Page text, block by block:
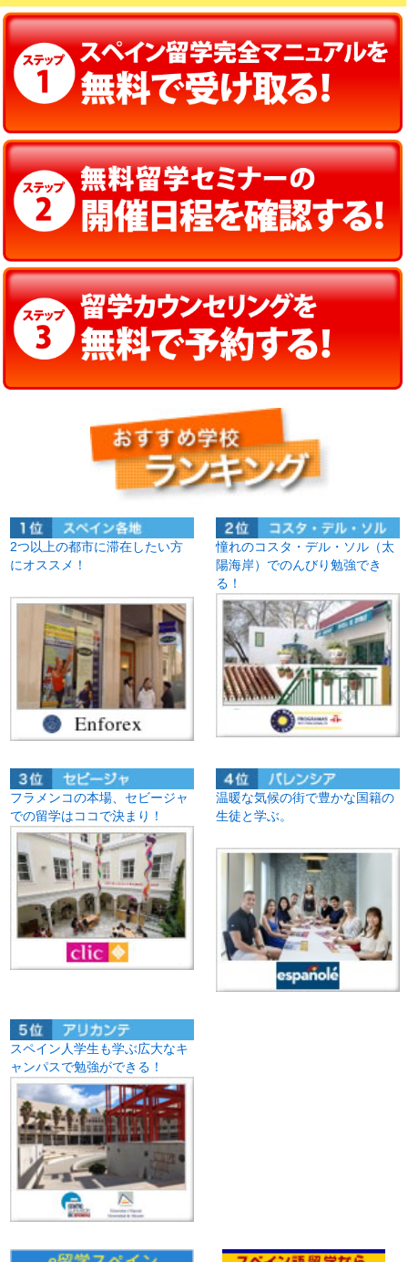
2つ以上の都市に滞在したい方
にオススメ！
憧れのコスタ・デル・ソル（太
陽海岸）でのんびり勉強でき
る！
フラメンコの本場、セビージャ
での留学はココで決まり！
温暖な気候の街で豊かな国籍の
生徒と学ぶ。
スペイン人学生も学ぶ広大なキ
ャンパスで勉強ができる！